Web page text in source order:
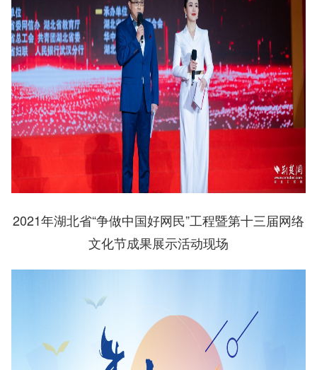
2021年湖北省“争做中国好网民”工程暨第十三届网络
文化节成果展示活动现场